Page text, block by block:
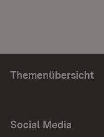
Themenübersicht
Social Media